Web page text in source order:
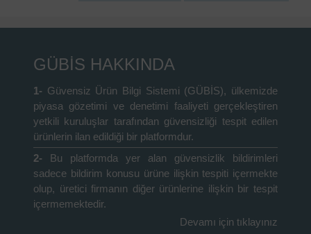
GÜBİS HAKKINDA
1- Güvensiz Ürün Bilgi Sistemi (GÜBİS), ülkemizde
piyasa gözetimi ve denetimi faaliyeti gerçekleştiren
yetkili kuruluşlar tarafından güvensizliği tespit edilen
ürünlerin ilan edildiği bir platformdur.
2-
Bu platformda yer alan güvensizlik bildirimleri
sadece bildirim konusu ürüne ilişkin tespiti içermekte
olup, üretici firmanın diğer ürünlerine ilişkin bir tespit
içermemektedir.
Devamı için tıklayınız